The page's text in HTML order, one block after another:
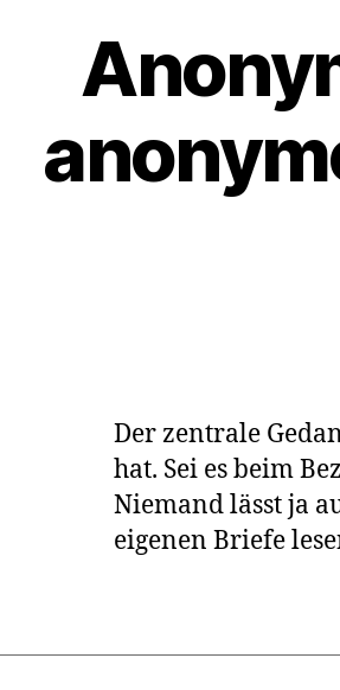
Der zentrale
hat. Sei es beim
Niemand lässt ja
eigenen Briefe